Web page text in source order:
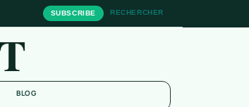
SUBSCRIBE RECHERCHER
BLOG